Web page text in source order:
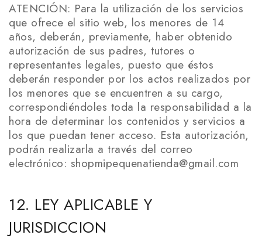
ATENCIÓN: Para la utilización de los servicios
que ofrece el sitio web, los menores de 14
años, deberán, previamente, haber obtenido
autorización de sus padres, tutores o
representantes legales, puesto que éstos
deberán responder por los actos realizados por
los menores que se encuentren a su cargo,
correspondiéndoles toda la responsabilidad a la
hora de determinar los contenidos y servicios a
los que puedan tener acceso. Esta autorización,
podrán realizarla a través del correo
electrónico: shopmipequenatienda@gmail.com
12. LEY APLICABLE Y
JURISDICCION